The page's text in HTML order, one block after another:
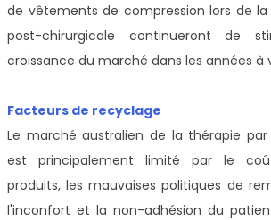
de vêtements de compression lors de
post-chirurgicale continueront de
croissance du marché dans les années à
Facteurs de recyclage
Le marché australien de la thérapie par
est principalement limité par le
produits, les mauvaises politiques de
l'inconfort et la non-adhésion du